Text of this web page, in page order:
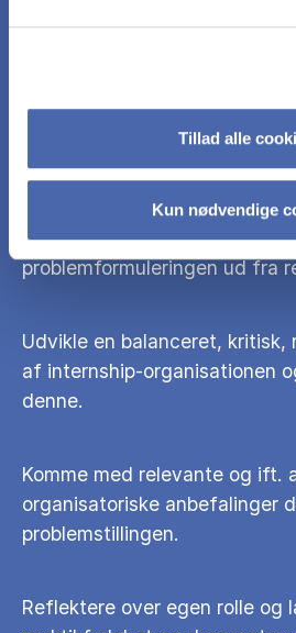
Tillad alle
Kun nødvendige
ved at integrere selvvalgte
Academic Internship samt
litteratur fra HA/CM(psyk)'s
relevans for problemstillingen.
Indsamle empiri til belysning
problemformuleringen ud fra
Udvikle en balanceret,
af internship-organisationen
denne.
Komme med relevante og ift.
organisatoriske anbefalinger
problemstillingen.
Reflektere over egen rolle og